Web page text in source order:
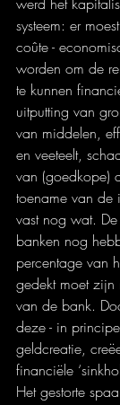
systeem: er
coûte -
worden om de
te kunnen
uitputting van
van middelen,
en veeteelt,
van (goedkope)
toename van de
vast nog wat.
banken nog
percentage van
gedekt moet
van de bank.
deze - in
geldcreatie,
financiële
Het gestorte